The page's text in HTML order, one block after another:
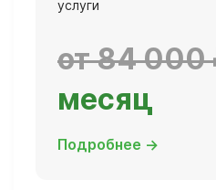
услуги
от 84 000
месяц
Подробнее →